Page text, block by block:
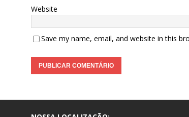
Website
Save my name, email, and website in this